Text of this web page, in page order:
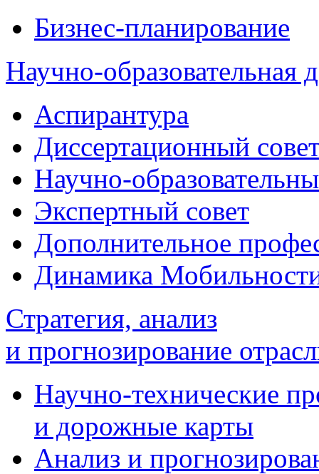
Бизнес-планирование
Научно-образовательная
Аспирантура
Диссертационный
Научно-
Экспертный совет
Дополнительное
Динамика
Стратегия, анализ
и прогнозирование
Научно-технические
и дорожные карты
Анализ и